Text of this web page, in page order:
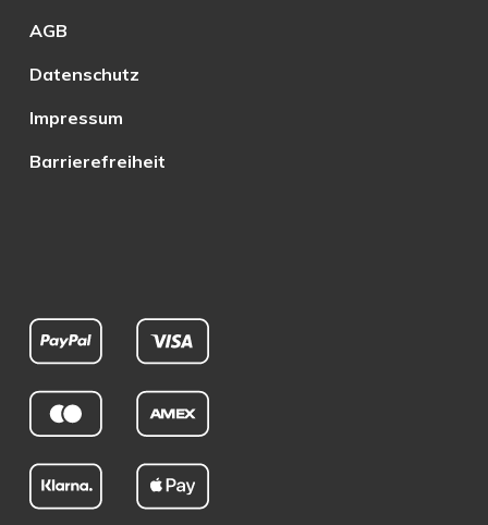
AGB
Datenschutz
Impressum
Barrierefreiheit